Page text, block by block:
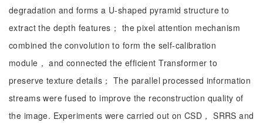
degradation and forms a U-shaped pyramid structure to
extract the depth features； the pixel attention mechanism
combined the convolution to form the self-calibration
module， and connected the efficient Transformer to
preserve texture details； The parallel processed information
streams were fused to improve the reconstruction quality of
the image. Experiments were carried out on CSD， SRRS and